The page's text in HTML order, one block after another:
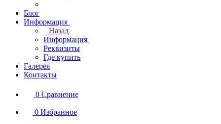
Блог
Информация
Назад
Информация
Реквизиты
Где купить
Галерея
Контакты
0 Сравнение
0 Избранное